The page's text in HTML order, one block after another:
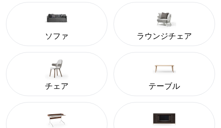
ソファ ラウンジチェア
チェア テーブル